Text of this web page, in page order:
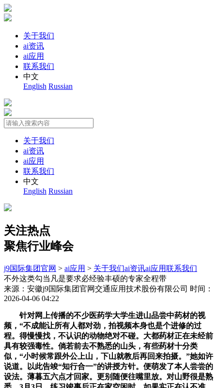
关于我们
ai资讯
ai应用
联系我们
中文
English Russian
关于我们
ai资讯
ai应用
联系我们
中文
English Russian
关注热点
聚焦行业峰会
j9国际集团官网 > ai应用 > 关于我们ai资讯ai应用联系我们
不外这类勾当凡是要求必经验丰硕的专家全程带
来源：安徽j9国际集团官网交通应用技术股份有限公司 时间：
2026-04-06 04:22
针对网上传播的不少医药学大学生进山品尝中药材的视
频，“不成能让所有人都对劲，拍视频本身也是个进修的过
程。得慢慢找，不认识的动物绝对不碰。大都药材正在未经前
具有较强毒性。倘若前去不熟悉的山头，有些药材十分类
似，“小时候常跟外公上山，下山就教后再回来拍摄。”她如许
说道。以此告竣“知行合一”的讲授方针。便萌发了本人尝尝的
设法。薄暮五六点才回家。更别随便往嘴里放。对山野很是熟